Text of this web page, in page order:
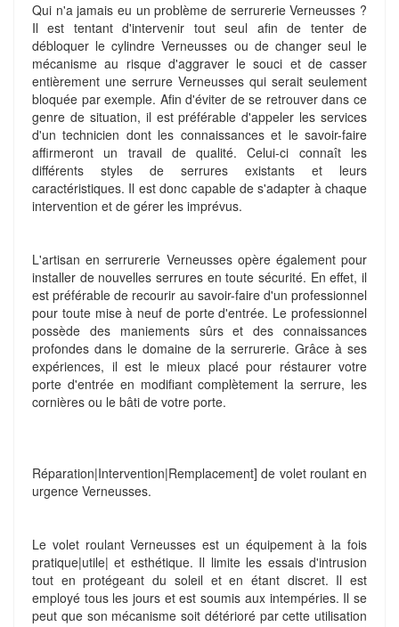
Qui n'a jamais eu un problème de serrurerie Verneusses ?
Il est tentant d'intervenir tout seul afin de tenter de
débloquer le cylindre Verneusses ou de changer seul le
mécanisme au risque d'aggraver le souci et de casser
entièrement une serrure Verneusses qui serait seulement
bloquée par exemple. Afin d'éviter de se retrouver dans ce
genre de situation, il est préférable d'appeler les services
d'un technicien dont les connaissances et le savoir-faire
affirmeront un travail de qualité. Celui-ci connaît les
différents styles de serrures existants et leurs
caractéristiques. Il est donc capable de s'adapter à chaque
intervention et de gérer les imprévus.
L'artisan en serrurerie Verneusses opère également pour
installer de nouvelles serrures en toute sécurité. En effet, il
est préférable de recourir au savoir-faire d'un professionnel
pour toute mise à neuf de porte d'entrée. Le professionnel
possède des maniements sûrs et des connaissances
profondes dans le domaine de la serrurerie. Grâce à ses
expériences, il est le mieux placé pour réstaurer votre
porte d'entrée en modifiant complètement la serrure, les
cornières ou le bâti de votre porte.
Réparation|Intervention|Remplacement] de volet roulant en
urgence Verneusses.
Le volet roulant Verneusses est un équipement à la fois
pratique|utile| et esthétique. Il limite les essais d'intrusion
tout en protégeant du soleil et en étant discret. Il est
employé tous les jours et est soumis aux intempéries. Il se
peut que son mécanisme soit détérioré par cette utilisation